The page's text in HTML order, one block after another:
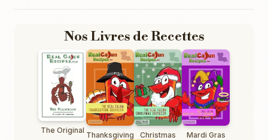
Nos Livres de Recettes
The Original Thanksgiving Christmas Mardi Gras